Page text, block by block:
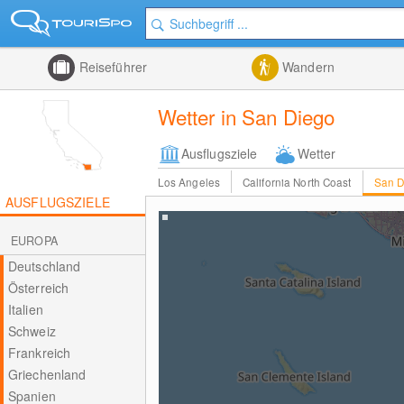
Reiseführer Wandern
Wetter in San Diego
Ausflugsziele Wetter
Los Angeles California North Coast San
AUSFLUGSZIELE
EUROPA
Deutschland
Österreich
Italien
Schweiz
Frankreich
Griechenland
Spanien